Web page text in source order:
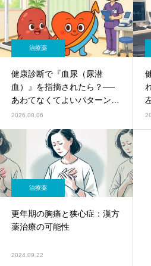
治療薬
健康診断で『血尿（尿潜
血）』を指摘されたら？──
あわてなくてよいパターン
と、精密検査が必要なパター
2026.08.06
治療薬
更年期の胸痛と狭心症：漢方
薬治療の可能性
2024.09.22